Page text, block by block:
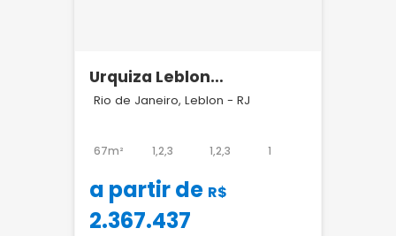
Urquiza Leblon
Residencial
Rio de Janeiro, Leblon - RJ
67m² 1,2,3 1,2,3 1
a partir de R$
2.367.437